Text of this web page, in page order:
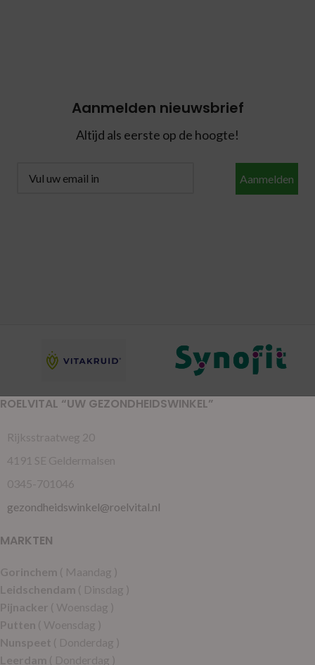
Aanmelden nieuwsbrief
Altijd als eerste op de hoogte!
Aanmelden
ROELVITAL “UW GEZONDHEIDSWINKEL”
Rijksstraatweg 20
4191 SE Geldermalsen
0345-701046
gezondheidswinkel@roelvital.nl
MARKTEN
Gorinchem ( Maandag )
Leidschendam ( Dinsdag )
Pijnacker ( Woensdag )
Putten ( Woensdag )
Nunspeet ( Donderdag )
Leerdam ( Donderdag )